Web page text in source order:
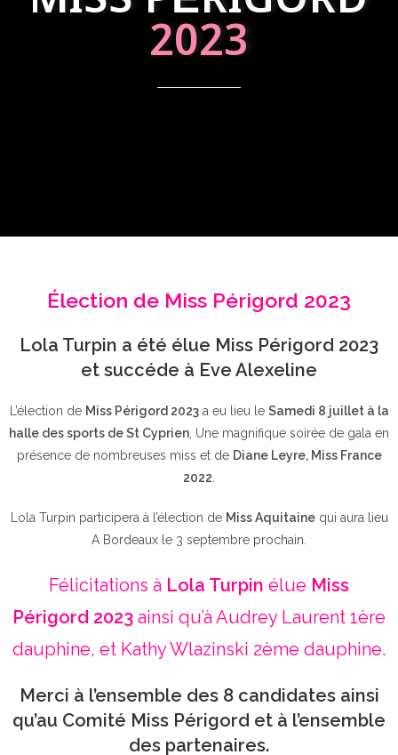
2023
Élection de Miss Périgord 2023
Lola Turpin a été élue Miss Périgord 2023
et succéde à Eve Alexeline
L’élection de Miss Périgord 2023a eu lieu le Samedi 8 juillet à la
halle des sports de St Cyprien , Une magnifique soirée de gala en
présence de nombreuses miss et de Diane Leyre, Miss France
2022
Lola Turpin participera à l’élection de Miss Aquitainequi aura lieu
A Bordeaux le 3 septembre prochain.
Félicitations à Lola Turpin élue Miss
Périgord 2023 ainsi qu’à Audrey Laurent 1ère
dauphine, et Kathy Wlazinski 2ème dauphine.
Merci à l’ensemble des 8 candidates ainsi
qu’au Comité Miss Périgord et à l’ensemble
des partenaires.